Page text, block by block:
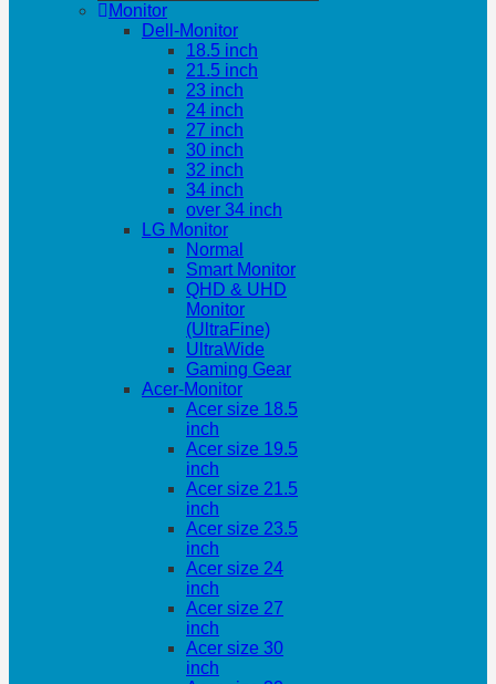
Monitor
Dell-Monitor
18.5 inch
21.5 inch
23 inch
24 inch
27 inch
30 inch
32 inch
34 inch
over 34 inch
LG Monitor
Normal
Smart Monitor
QHD & UHD
Monitor
(UltraFine)
UltraWide
Gaming Gear
Acer-Monitor
Acer size 18.5
inch
Acer size 19.5
inch
Acer size 21.5
inch
Acer size 23.5
inch
Acer size 24
inch
Acer size 27
inch
Acer size 30
inch